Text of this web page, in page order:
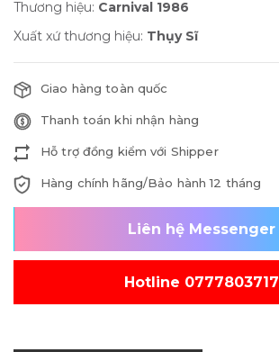
Thương hiệu: Carnival 1986
Xuất xứ thương hiệu: Thụy Sĩ
Giao hàng toàn quốc
Thanh toán khi nhận hàng
Hỗ trợ đồng kiểm với Shipper
Hàng chính hãng/Bảo hành 12 tháng
Liên hệ Messenger
Hotline 0777803717